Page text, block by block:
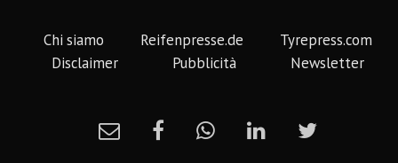
Chi siamo Reifenpresse.de
Tyrepress.com
Disclaimer
Pubblicità Newsletter